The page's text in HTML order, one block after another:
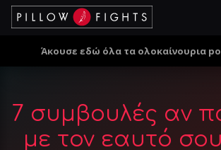
Άκουσε εδώ όλα τα ολοκαίνουρια
7 συμβουλές αν
με τον εαυτό